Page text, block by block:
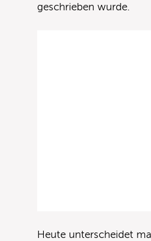
geschrieben wurde.
Heute unterscheidet